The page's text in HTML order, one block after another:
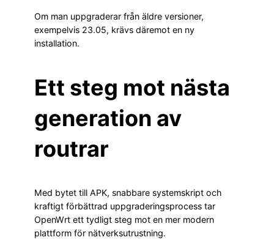
Om man uppgraderar från äldre versioner,
exempelvis 23.05, krävs däremot en ny
installation.
Ett steg mot nästa
generation av
routrar
Med bytet till APK, snabbare systemskript och
kraftigt förbättrad uppgraderingsprocess tar
OpenWrt ett tydligt steg mot en mer modern
plattform för nätverksutrustning.